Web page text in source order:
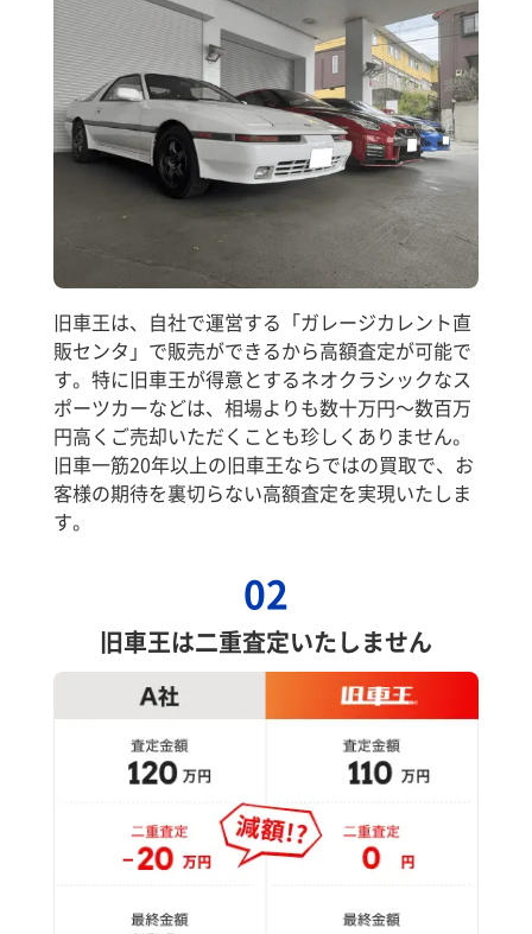
旧車王は、自社で運営する「ガレージカレント直
販センタ」で販売ができるから高額査定が可能で
す。特に旧車王が得意とするネオクラシックなス
ポーツカーなどは、相場よりも数十万円～数百万
円高くご売却いただくことも珍しくありません。
旧車一筋20年以上の旧車王ならではの買取で、お
客様の期待を裏切らない高額査定を実現いたしま
す。
02
旧車王は二重査定いたしません